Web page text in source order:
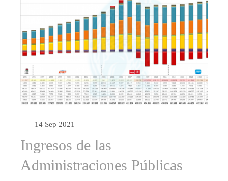
14 Sep 2021
Ingresos de las
Administraciones Públicas